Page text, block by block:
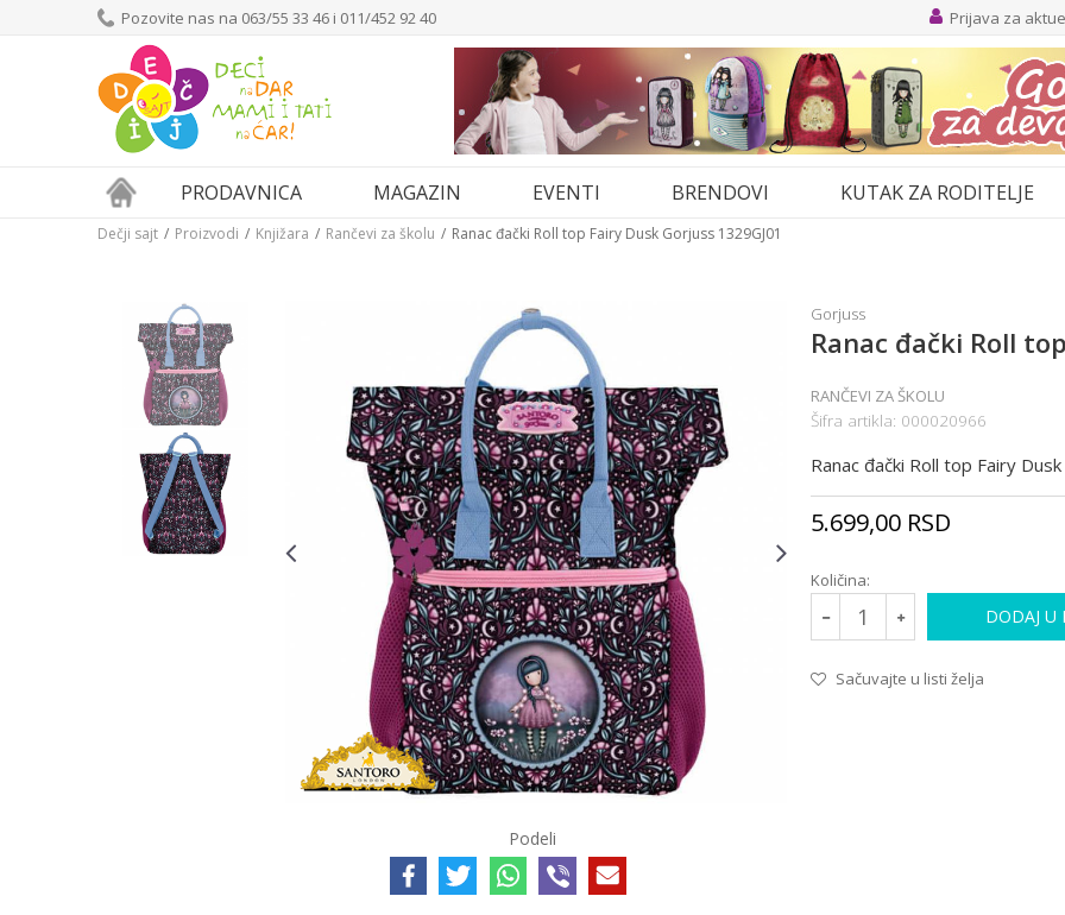
Pozovite nas na 063/55 33 46 i 011/452 92 40 Prijava za
PRODAVNICA MAGAZIN EVENTI BRENDOVI KUTAK ZA RODITELJE
Dečji sajt Proizvodi Knjižara Rančevi za školu Ranac đački Roll top Fairy Dusk Gorjuss 1329GJ01
Podeli
Gorjuss
Ranac đački Roll
RANČEVI ZA ŠKOLU
Šifra artikla: 000020966
Ranac đački Roll top Fairy
5.699,00 RSD
Količina:
DODAJ U
Sačuvajte u listi želja